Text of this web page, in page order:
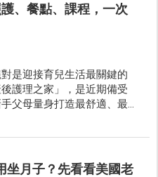
、餐點、課程，一次
是迎接育兒生活最關鍵的
護理之家」，是近期備受
父母量身打造最舒適、最
坐月子？先看看美國老